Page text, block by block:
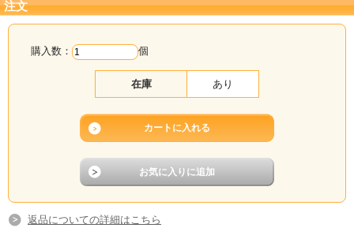
注文
購入数： 個
在庫 あり
返品についての詳細はこちら